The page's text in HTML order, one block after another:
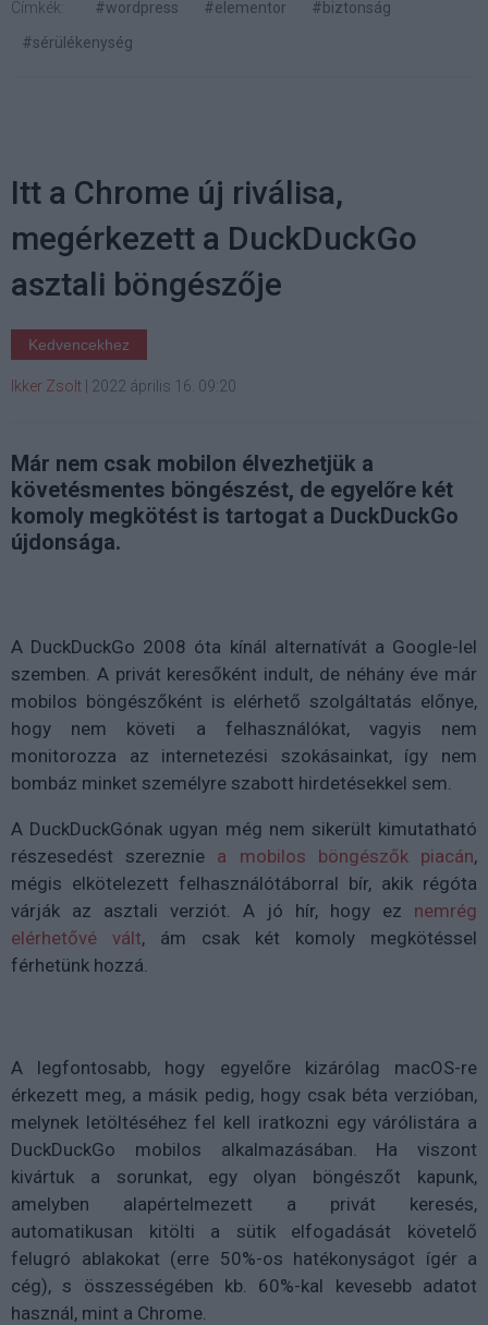
Címkék: #wordpress #elementor
#biztonság
#sérülékenység
Itt a Chrome új riválisa,
megérkezett a DuckDuckGo
asztali böngészője
Kedvencekhez
Ikker Zsolt 2022 április 16. 09:20
Már nem csak mobilon élvezhetjük a
követésmentes böngészést, de egyelőre két
komoly megkötést is tartogat a DuckDuckGo
újdonsága.
A DuckDuckGo 2008 óta kínál alternatívát a Google-lel
szemben. A privát keresőként indult, de néhány éve már
mobilos böngészőként is elérhető szolgáltatás előnye,
hogy nem követi a felhasználókat, vagyis nem
monitorozza az internetezési szokásainkat, így nem
bombáz minket személyre szabott hirdetésekkel sem.
A DuckDuckGónak ugyan még nem sikerült kimutatható
részesedést szereznie a mobilos böngészők piacán,
mégis elkötelezett felhasználótáborral bír, akik régóta
várják az asztali verziót. A jó hír, hogy ez nemrég
elérhetővé vált, ám csak két komoly megkötéssel
férhetünk hozzá.
A legfontosabb, hogy egyelőre kizárólag macOS-re
érkezett meg, a másik pedig, hogy csak béta verzióban,
melynek letöltéséhez fel kell iratkozni egy várólistára a
DuckDuckGo mobilos alkalmazásában. Ha viszont
kivártuk a sorunkat, egy olyan böngészőt kapunk,
amelyben alapértelmezett a privát keresés,
automatikusan kitölti a sütik elfogadását követelő
felugró ablakokat (erre 50%-os hatékonyságot ígér a
cég), s összességében kb. 60%-kal kevesebb adatot
használ, mint a Chrome.